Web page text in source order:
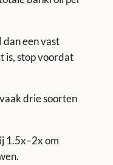
dan een vast
is, stop voordat
drie soorten
1.5x–2x om